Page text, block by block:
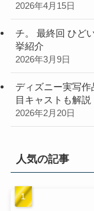
2026年4月15日
チ。 最終回 ひど
挙紹介
2026年3月9日
ディズニー実写
目キャストも解説
2026年2月20日
人気の記事